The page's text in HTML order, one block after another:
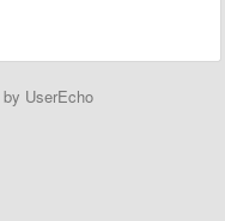
by UserEcho